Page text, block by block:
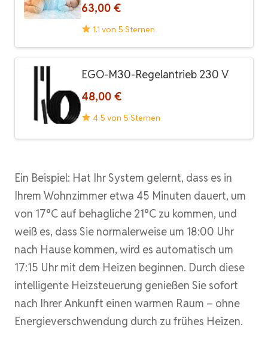
63,00 €
1.1 von 5 Sternen
EGO-M30-Regelantrieb 230 V
48,00 €
4.5 von 5 Sternen
Ein Beispiel: Hat Ihr System gelernt, dass es in
Ihrem Wohnzimmer etwa 45 Minuten dauert, um
von 17°C auf behagliche 21°C zu kommen, und
weiß es, dass Sie normalerweise um 18:00 Uhr
nach Hause kommen, wird es automatisch um
17:15 Uhr mit dem Heizen beginnen. Durch diese
intelligente Heizsteuerung genießen Sie sofort
nach Ihrer Ankunft einen warmen Raum – ohne
Energieverschwendung durch zu frühes Heizen.